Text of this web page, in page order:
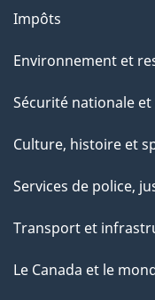
Impôts
Environnement et
Sécurité nationale
Culture, histoire et
Services de police,
Transport et
Le Canada et le